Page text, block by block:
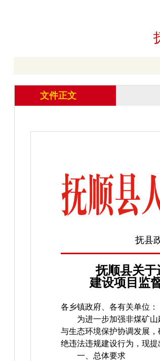
文件正文
抚县
抚顺县关于
建设项目监
各乡镇政府、各有关单位：
为进一步加强非煤矿
与生态环境保护协调发展
绝违法违规建设行为，现提
一、总体要求